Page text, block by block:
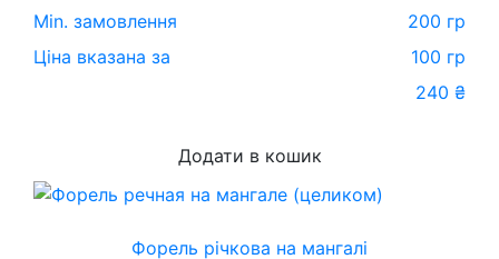
Min. замовлення
200 гр
Ціна вказана за
100 гр
240 ₴
Додати в кошик
Форель річкова на мангалі